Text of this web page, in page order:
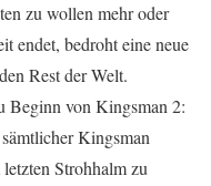
zu wollen mehr oder
endet, bedroht eine neue
Rest der Welt.
Beginn von Kingsman 2:
Kingsman
Strohhalm zu